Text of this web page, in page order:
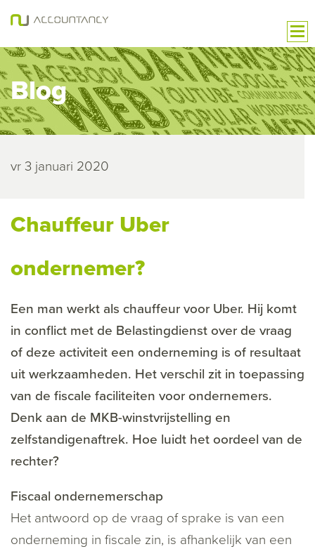
Blog
vr 3 januari 2020
Chauffeur Uber
ondernemer?
Een man werkt als chauffeur voor Uber. Hij komt
in conflict met de Belastingdienst over de vraag
of deze activiteit een onderneming is of resultaat
uit werkzaamheden. Het verschil zit in toepassing
van de fiscale faciliteiten voor ondernemers.
Denk aan de MKB-winstvrijstelling en
zelfstandigenaftrek. Hoe luidt het oordeel van de
rechter?
Fiscaal ondernemerschap
Het antwoord op de vraag of sprake is van een
onderneming in fiscale zin, is afhankelijk van een